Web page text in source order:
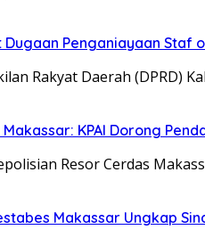
Dugaan Penganiayaan Staf
Rakyat Daerah (DPRD)
KPAI Dorong
Resor Cerdas
Makassar Ungkap